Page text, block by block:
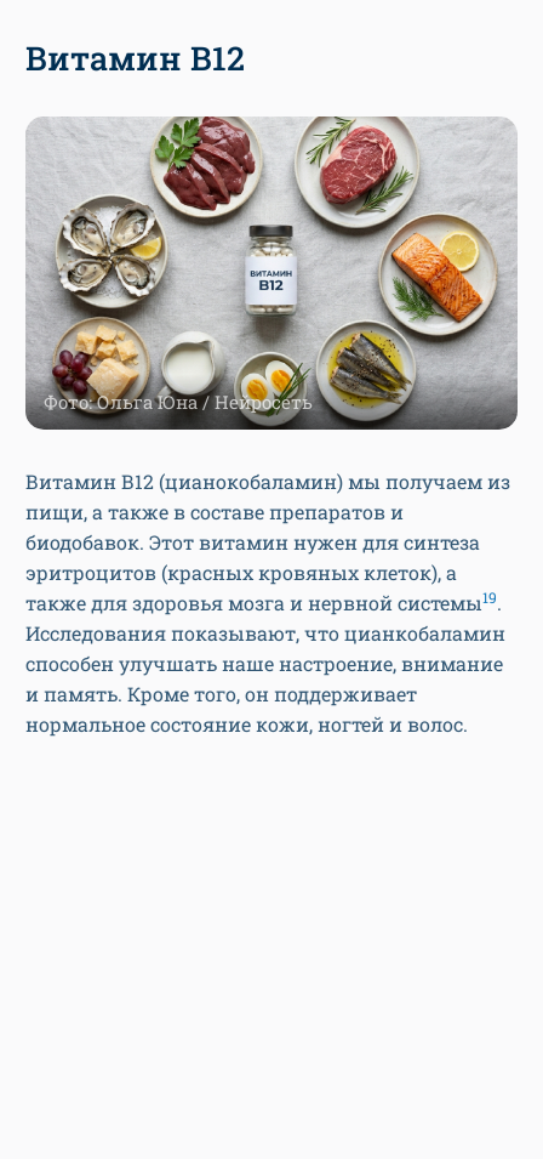
Витамин В12
Фото: Ольга Юна / Нейросеть
Витамин В12 (цианокобаламин) мы получаем из
пищи, а также в составе препаратов и
биодобавок. Этот витамин нужен для синтеза
эритроцитов (красных кровяных клеток), а
также для здоровья мозга и нервной системы19.
Исследования показывают, что цианкобаламин
способен улучшать наше настроение, внимание
и память. Кроме того, он поддерживает
нормальное состояние кожи, ногтей и волос.